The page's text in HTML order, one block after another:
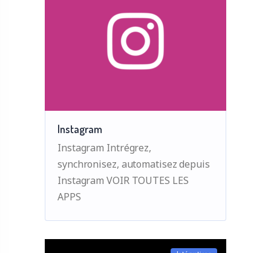
Instagram
Instagram Intrégrez,
synchronisez, automatisez depuis
Instagram VOIR TOUTES LES
APPS